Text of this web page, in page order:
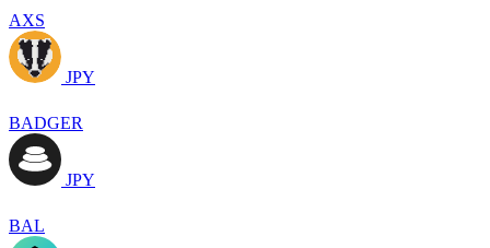
AXS
JPY
BADGER
JPY
BAL